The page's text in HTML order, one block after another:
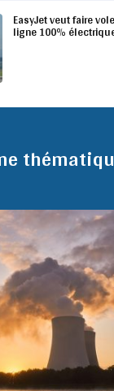
EasyJet veut faire
ligne 100%